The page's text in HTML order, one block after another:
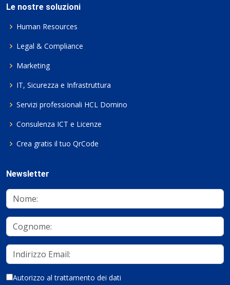
Le nostre soluzioni
Human Resources
Legal & Compliance
Marketing
IT, Sicurezza e Infrastruttura
Servizi professionali HCL Domino
Consulenza ICT e Licenze
Crea gratis il tuo QrCode
Newsletter
Autorizzo al trattamento dei dati